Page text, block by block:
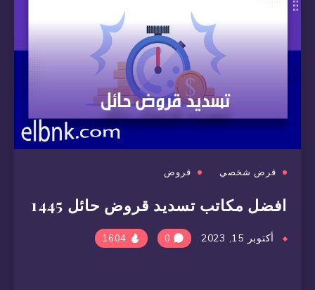
قرض شخصي قروض
افضل مكاتب تسديد قروض حائل 1445
أكتوبر 15, 2023 0